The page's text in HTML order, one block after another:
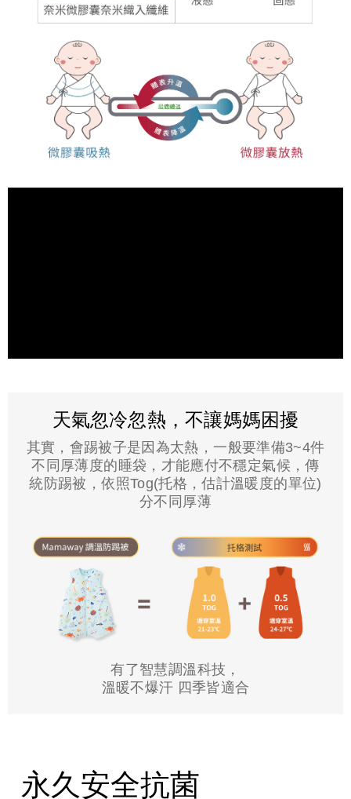
天氣忽冷忽熱，不讓媽媽困擾
其實，會踢被子是因為太熱，一般要準備3~4件
不同厚薄度的睡袋，才能應付不穩定氣候，傳
統防踢被，依照Tog(托格，估計溫暖度的單位)
分不同厚薄
有了智慧調溫科技，
溫暖不爆汗 四季皆適合
所有材質皆通過國際Oeko-Tex
standard 100 class 1 安全標章